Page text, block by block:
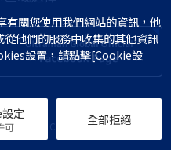
Co., Ltd.
他們的服務中收集的其他資訊
設置，請點擊[Cookie設
定
可 全部拒絕